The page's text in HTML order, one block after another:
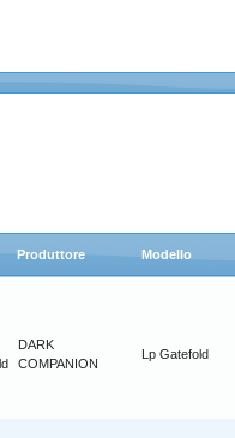
Produttore Modello
DARK
COMPANION
Lp Gatefold